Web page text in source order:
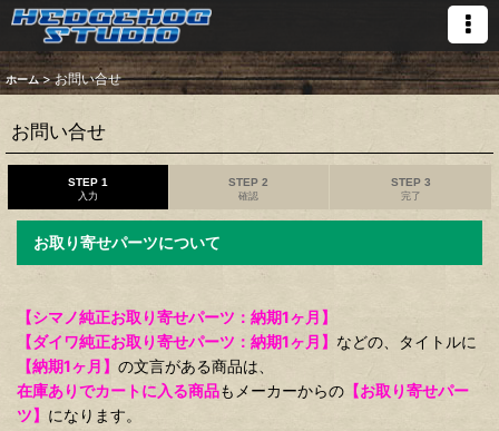
ホーム > お問い合せ
お問い合せ
STEP 1
入力
STEP 2
確認
STEP 3
完了
お取り寄せパーツについて
【シマノ純正お取り寄せパーツ：納期1ヶ月】
【ダイワ純正お取り寄せパーツ：納期1ヶ月】 などの、タイトルに
【納期1ヶ月】 の文言がある商品は、
在庫ありでカートに入る商品もメーカーからの 【お取り寄せパー
ツ】 になります。